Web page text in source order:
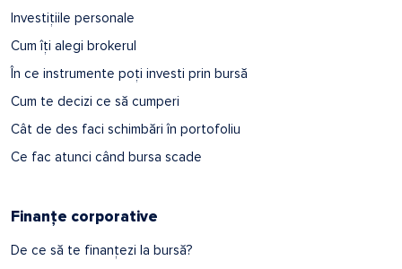
Investițiile personale
Cum îți alegi brokerul
În ce instrumente poți investi prin bursă
Cum te decizi ce să cumperi
Cât de des faci schimbări în portofoliu
Ce fac atunci când bursa scade
Finanțe corporative
De ce să te finanțezi la bursă?